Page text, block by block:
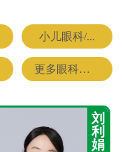
小儿眼科/...
更多眼科专家
刘
利
娟